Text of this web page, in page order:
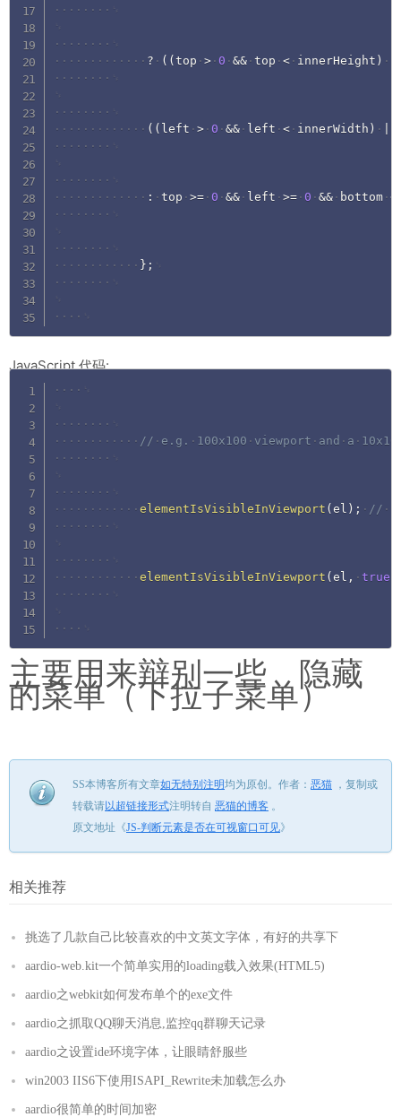
? ( (top > 0 && top < innerHeight )
( ( left > 0 && left < innerWidth )
: top >= 0 && left >= 0 && bottom
} ;
JavaScript 代码:
// e.g. 100x100 viewport and a
elementIsVisibleInViewport (el ) ; //
elementIsVisibleInViewport (el , true
主要用来辩别一些 隐藏
的菜单（下拉子菜单）
SS本博客所有文章如无特别注明均为原创。 作者： 恶猫 ， 复制或
转载请以超链接形式注明转自 恶猫的博客 。
原文地址《JS-判断元素是否在可视窗口可见》
相关推荐
挑选了几款自己比较喜欢的中文英文字体，有好的共享下
aardio-web.kit一个简单实用的loading载入效果(HTML5)
aardio之webkit如何发布单个的exe文件
aardio之抓取QQ聊天消息,监控qq群聊天记录
aardio之设置ide环境字体，让眼睛舒服些
win2003 IIS6下使用ISAPI_Rewrite未加载怎么办
aardio很简单的时间加密